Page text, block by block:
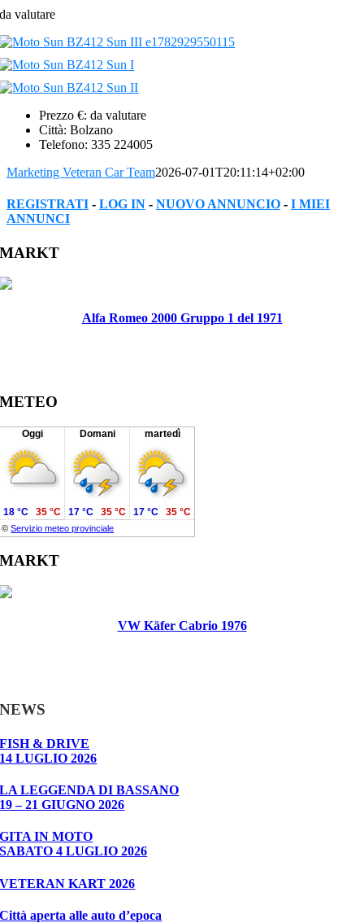
da valutare
Prezzo €: da valutare
Città: Bolzano
Telefono: 335 224005
Marketing Veteran Car Team2026-07-01T20:11:14+02:00
REGISTRATI - LOG IN - NUOVO ANNUNCIO - I MIEI
ANNUNCI
Facebook
Twitter
Reddit
LinkedIn
WhatsApp
Tumblr
Pinterest
Vk
Xing
Email
MARKT
Alfa Romeo 2000 Gruppo 1 del 1971
METEO
Oggi Domani martedì
©Servizio meteo provinciale
18 °C 35 °C 17 °C 35 °C 17 °C 35 °C
MARKT
VW Käfer Cabrio 1976
NEWS
FISH & DRIVE
14 LUGLIO 2026
LA LEGGENDA DI BASSANO
19 – 21 GIUGNO 2026
GITA IN MOTO
SABATO 4 LUGLIO 2026
VETERAN KART 2026
Città aperta alle auto d’epoca